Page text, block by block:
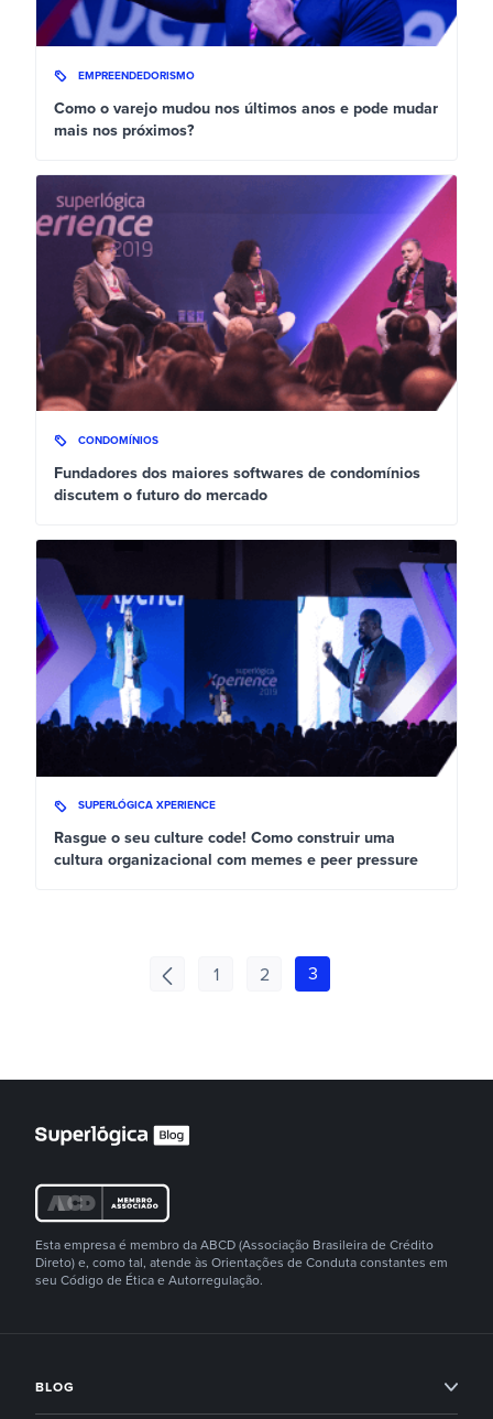
EMPREENDEDORISMO
Como o varejo mudou nos últimos anos e pode mudar
mais nos próximos?
CONDOMÍNIOS
Fundadores dos maiores softwares de condomínios
discutem o futuro do mercado
SUPERLÓGICA XPERIENCE
Rasgue o seu culture code! Como construir uma
cultura organizacional com memes e peer pressure
1 2 3
Esta empresa é membro da ABCD (Associação Brasileira de Crédito
Direto) e, como tal, atende às Orientações de Conduta constantes em
seu Código de Ética e Autorregulação.
BLOG